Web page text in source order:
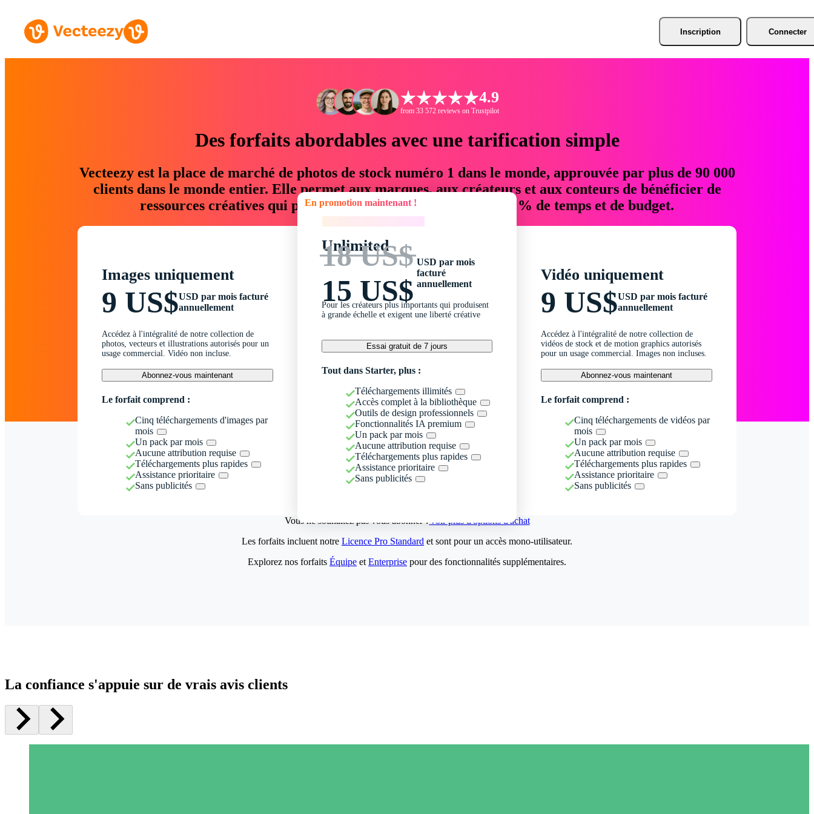
Inscription Connecter
4.9
from 33 572 reviews on Trustpilot
Des forfaits abordables avec une tarification simple
Vecteezy est la place de marché de photos de stock numéro 1 dans le monde, approuvée par plus de 90 000
clients dans le monde entier. Elle permet aux marques, aux créateurs et aux conteurs de bénéficier de
ressources créatives qui permettent d'économiser jusqu'à 76 % de temps et de budget.
Images uniquement
9 US$USD par mois facturé
annuellement
Accédez à l'intégralité de notre collection de
photos, vecteurs et illustrations autorisés pour un
usage commercial. Vidéo non incluse.
Abonnez-vous maintenant
Le forfait comprend :
Cinq téléchargements d'images par
mois
Un pack par mois
Aucune attribution requise
Téléchargements plus rapides
Assistance prioritaire
Sans publicités
En promotion maintenant !
Unlimited
18 US$
15 US$
USD par mois
facturé
annuellement
Pour les créateurs plus importants qui produisent
à grande échelle et exigent une liberté créative
Essai gratuit de 7 jours
Tout dans Starter, plus :
Téléchargements illimités
Accès complet à la bibliothèque
Outils de design professionnels
Fonctionnalités IA premium
Un pack par mois
Aucune attribution requise
Téléchargements plus rapides
Assistance prioritaire
Sans publicités
Vidéo uniquement
9 US$USD par mois facturé
annuellement
Accédez à l'intégralité de notre collection de
vidéos de stock et de motion graphics autorisés
pour un usage commercial. Images non incluses.
Abonnez-vous maintenant
Le forfait comprend :
Cinq téléchargements de vidéos par
mois
Un pack par mois
Aucune attribution requise
Téléchargements plus rapides
Assistance prioritaire
Sans publicités
Vous ne souhaitez pas vous abonner ?Voir plus d'options d'achat
Les forfaits incluent notre Licence Pro Standard et sont pour un accès mono-utilisateur.
Explorez nos forfaits Équipe et Enterprise pour des fonctionnalités supplémentaires.
La confiance s'appuie sur de vrais avis clients